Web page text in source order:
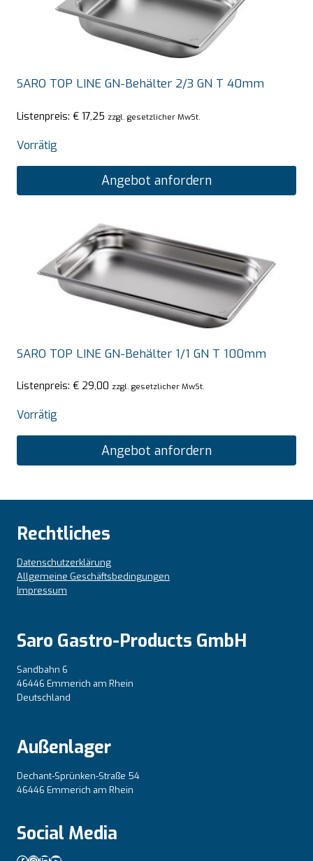
SARO TOP LINE GN-Behälter 2/3 GN T 40mm
Listenpreis: € 17,25 zzgl. gesetzlicher MwSt.
Vorrätig
Angebot anfordern
SARO TOP LINE GN-Behälter 1/1 GN T 100mm
Listenpreis: € 29,00 zzgl. gesetzlicher MwSt.
Vorrätig
Angebot anfordern
Rechtliches
Datenschutzerklärung
Allgemeine Geschäftsbedingungen
Impressum
Saro Gastro-Products GmbH
Sandbahn 6
46446 Emmerich am Rhein
Deutschland
Außenlager
Dechant-Sprünken-Straße 54
46446 Emmerich am Rhein
Social Media